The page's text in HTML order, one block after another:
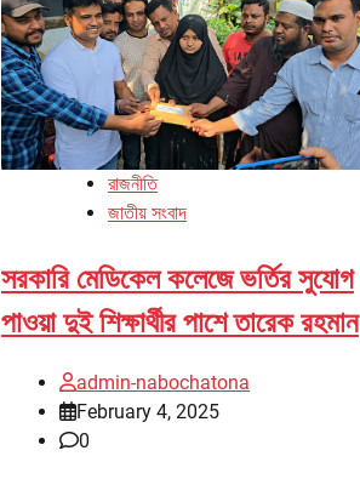
রাজনীতি
জাতীয় সংবাদ
সরকারি মেডিকেল কলেজে ভর্তির সুযোগ
পাওয়া দুই শিক্ষার্থীর পাশে তারেক রহমান
admin-nabochatona
February 4, 2025
0